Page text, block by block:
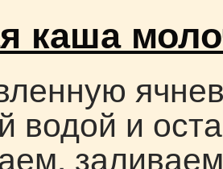
каша
водой и